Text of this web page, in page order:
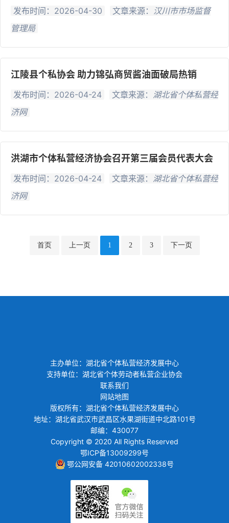
发布时间：2026-04-30 文章来源： 汉川市市场监督
管理局
江陵县个私协会 助力锦弘商贸酱油面破局热销
发布时间：2026-04-24 文章来源： 湖北省个体私营经
济网
洪湖市个体私营经济协会召开第三届会员代表大会
发布时间：2026-04-24 文章来源： 湖北省个体私营经
济网
首页 上一页 1 2 3 下一页
主办单位：湖北省个体私营经济发展中心
支持单位：湖北省个体劳动者私营企业协会
联系我们
网站地图
版权所有：湖北省个体私营经济发展中心
地址：湖北省武汉市武昌区水果湖街道中北路101号
邮编：430077
Copyright © 2020 All Rights Reserved
鄂ICP备13009299号
鄂公网安备 42010602002338号